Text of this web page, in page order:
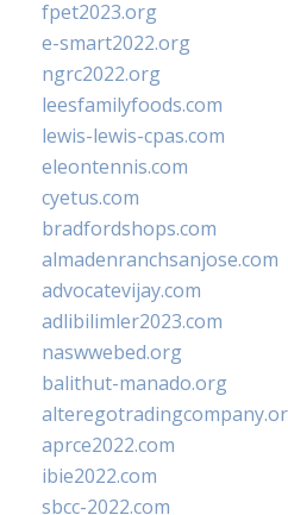
fpet2023.org
e-smart2022.org
ngrc2022.org
leesfamilyfoods.com
lewis-lewis-cpas.com
eleontennis.com
cyetus.com
bradfordshops.com
almadenranchsanjose.com
advocatevijay.com
adlibilimler2023.com
naswwebed.org
balithut-manado.org
aprce2022.com
ibie2022.com
sbcc-2022.com